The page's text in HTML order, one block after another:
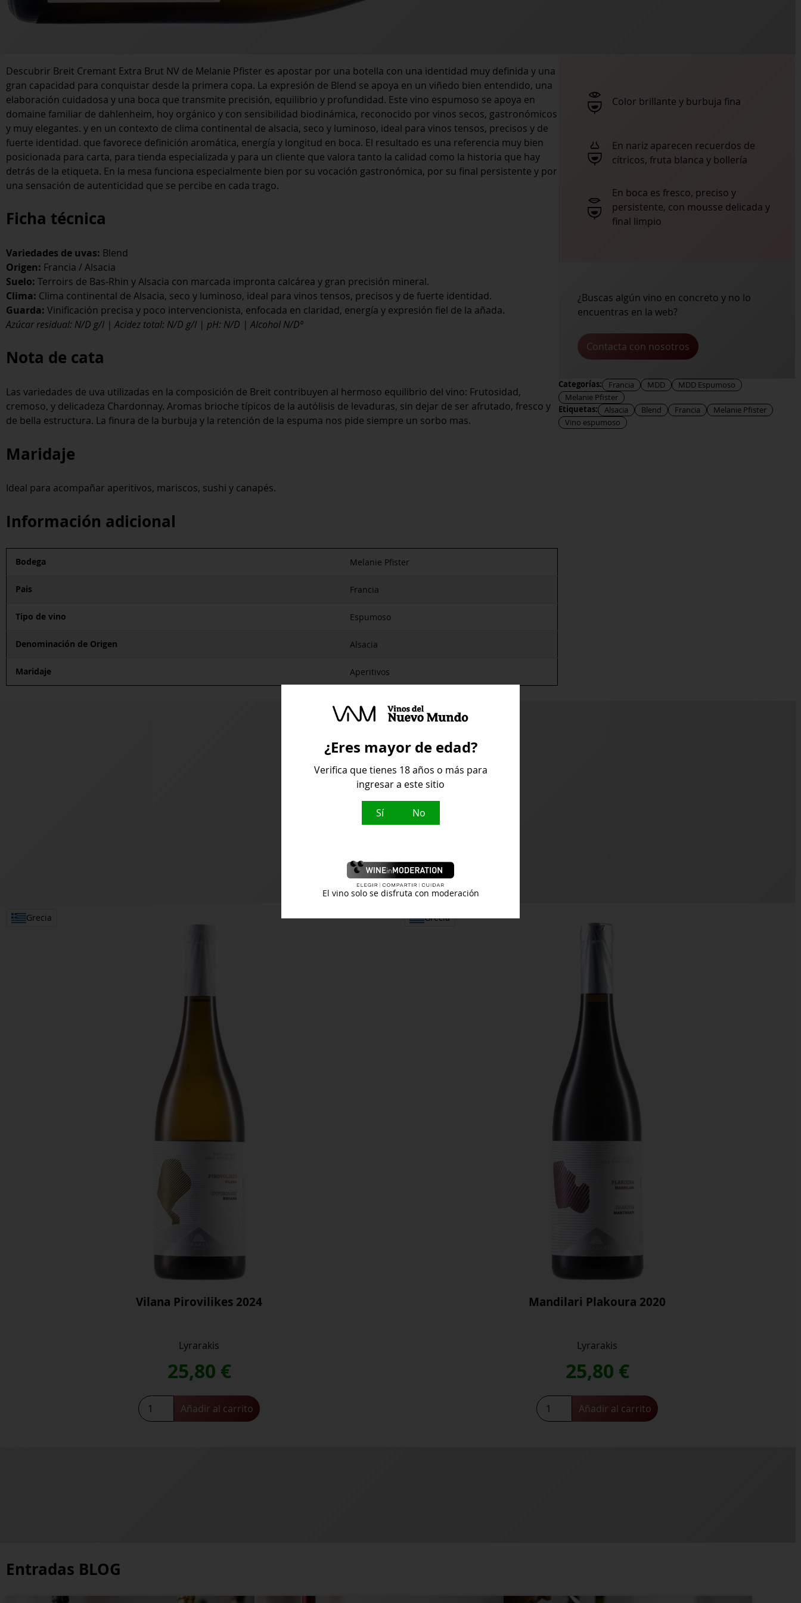
Descubrir Breit Cremant Extra Brut NV de Melanie Pfister es apostar por una botella con una identidad muy definida y una
gran capacidad para conquistar desde la primera copa. La expresión de Blend se apoya en un viñedo bien entendido, una
elaboración cuidadosa y una boca que transmite precisión, equilibrio y profundidad. Este vino espumoso se apoya en
domaine familiar de dahlenheim, hoy orgánico y con sensibilidad biodinámica, reconocido por vinos secos, gastronómicos
y muy elegantes. y en un contexto de clima continental de alsacia, seco y luminoso, ideal para vinos tensos, precisos y de
fuerte identidad. que favorece definición aromática, energía y longitud en boca. El resultado es una referencia muy bien
posicionada para carta, para tienda especializada y para un cliente que valora tanto la calidad como la historia que hay
detrás de la etiqueta. En la mesa funciona especialmente bien por su vocación gastronómica, por su final persistente y por
una sensación de autenticidad que se percibe en cada trago.
Ficha técnica
Variedades de uvas: Blend
Origen: Francia / Alsacia
Suelo: Terroirs de Bas-Rhin y Alsacia con marcada impronta calcárea y gran precisión mineral.
Clima: Clima continental de Alsacia, seco y luminoso, ideal para vinos tensos, precisos y de fuerte identidad.
Guarda: Vinificación precisa y poco intervencionista, enfocada en claridad, energía y expresión fiel de la añada.
Azúcar residual: N/D g/l | Acidez total: N/D g/l | pH: N/D | Alcohol N/Dº
Nota de cata
Las variedades de uva utilizadas en la composición de Breit contribuyen al hermoso equilibrio del vino: Frutosidad,
cremoso, y delicadeza Chardonnay. Aromas brioche típicos de la autólisis de levaduras, sin dejar de ser afrutado, fresco y
de bella estructura. La finura de la burbuja y la retención de la espuma nos pide siempre un sorbo mas.
Maridaje
Ideal para acompañar aperitivos, mariscos, sushi y canapés.
Información adicional
Bodega Melanie Pfister
Pais Francia
Tipo de vino Espumoso
Denominación de Origen Alsacia
Maridaje Aperitivos
Color brillante y burbuja fina
En nariz aparecen recuerdos de
cítricos, fruta blanca y bollería
En boca es fresco, preciso y
persistente, con mousse delicada y
final limpio
¿Buscas algún vino en concreto y no lo
encuentras en la web?
Contacta con nosotros
Categorías: Francia MDD
MDD Espumoso
Melanie Pfister
Etiquetas: Alsacia Blend Francia
Melanie Pfister
Vino espumoso
Otros vinos de
Grecia
Vilana Pirovilikes 2024
Lyrarakis
25,80 €
Vilana
Pirovilikes
Añadir al carrito
Grecia
Mandilari Plakoura 2020
Lyrarakis
25,80 €
Mandilari
Plakoura
Añadir al carrito
Entradas BLOG
¿Eres mayor de edad?
Verifica que tienes 18 años o más para
ingresar a este sitio
Sí No
El vino solo se disfruta con moderación